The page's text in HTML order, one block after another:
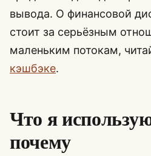
вывода. О финансовой
стоит за серьёзным
маленьким потокам,
кэшбэке.
Что я
почему